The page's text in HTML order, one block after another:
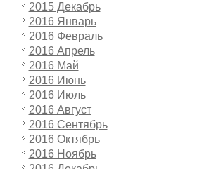
2015 Декабрь
2016 Январь
2016 Февраль
2016 Апрель
2016 Май
2016 Июнь
2016 Июль
2016 Август
2016 Сентябрь
2016 Октябрь
2016 Ноябрь